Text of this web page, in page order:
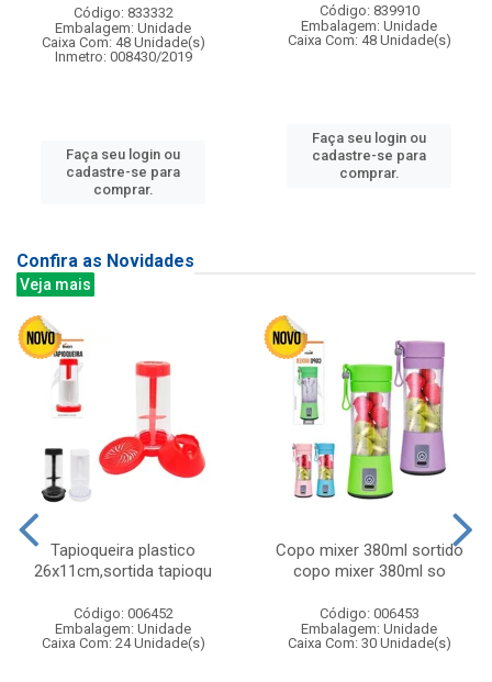
Código: 833332
Embalagem: Unidade
Caixa Com: 48 Unidade(s)
Inmetro: 008430/2019
Faça seu login ou
cadastre-se para
comprar.
Código: 839910
Embalagem: Unidade
Caixa Com: 48 Unidade(s)
Faça seu login ou
cadastre-se para
comprar.
Confira as Novidades
Veja mais
Tapioqueira plastico
26x11cm,sortida tapioqu
Código: 006452
Embalagem: Unidade
Caixa Com: 24 Unidade(s)
Copo mixer 380ml sortido
copo mixer 380ml so
Código: 006453
Embalagem: Unidade
Caixa Com: 30 Unidade(s)